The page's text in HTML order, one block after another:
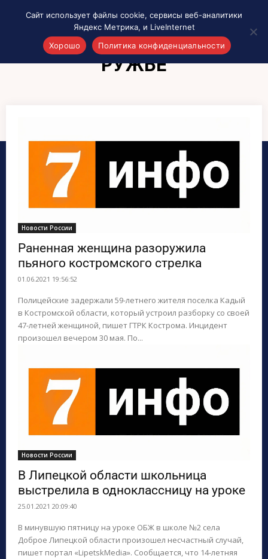
Интересное
Новости кино и ТВ
Новости России
Политика
Новости мира
Все материалы 7инфо
О НАС
РУЖЬЕ
Новости России
Раненная женщина разоружила
пьяного костромского стрелка
01.06.2021 19:56:52
Полицейские задержали 59-летнего жителя поселка Кадый
в Костромской области, который устроил разборку со своей
47-летней женщиной, пишет ГТРК Кострома. Инцидент
произошел вечером 30 мая. По...
Новости России
В Липецкой области школьница
выстрелила в одноклассницу на уроке
25.01.2021 20:09:40
В минувшую пятницу на уроке ОБЖ в школе №2 села
Доброе Липецкой области произошел несчастный случай,
пишет портал «LipetskMedia». Сообщается, что 14-летняя
Сайт использует файлы cookie, сервисы веб-аналитики
Яндекс Метрика, и LiveInternet
Хорошо
Политика конфиденциальности